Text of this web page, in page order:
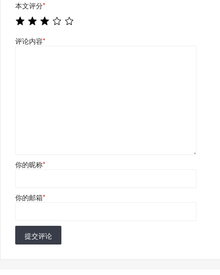
本文评分*
评论内容*
你的昵称*
你的邮箱*
提交评论